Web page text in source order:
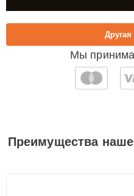
Мы
Преимущества